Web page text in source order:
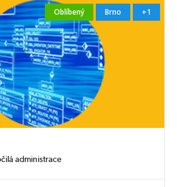
Oblíbený Brno +1
administrace